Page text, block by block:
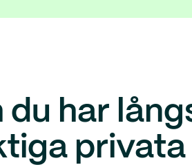
du har
privata